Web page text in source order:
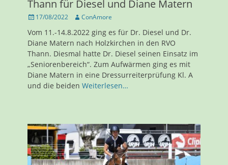
Thann für Diesel und Diane Matern
Veröffentlicht
17/08/2022 AutorConAmore
Vom 11.-14.8.2022 ging es für Dr. Diesel und Dr.
Diane Matern nach Holzkirchen in den RVO
Thann. Diesmal hatte Dr. Diesel seinen Einsatz im
„Seniorenbereich“. Zum Aufwärmen ging es mit
Diane Matern in eine Dressurreiterprüfung Kl. A
und die beiden Weiterlesen…